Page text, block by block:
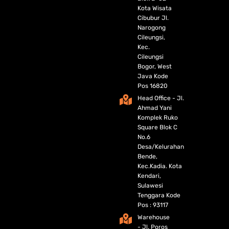
Kota Wisata
Cibubur Jl.
Narogong
Cileungsi,
Kec.
Cileungsi
Bogor, West
Java Kode
Pos 16820
Head Office - Jl.
Ahmad Yani
Komplek Ruko
Square Blok C
No.6
Desa/Kelurahan
Bende,
Kec.Kadia. Kota
Kendari,
Sulawesi
Tenggara Kode
Pos : 93117
Warehouse
- Jl. Poros